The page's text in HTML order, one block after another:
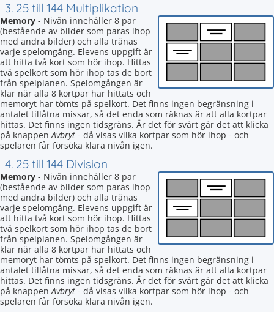
3. 25 till 144 Multiplikation
Memory - Nivån innehåller 8 par
(bestående av bilder som paras ihop
med andra bilder) och alla tränas
varje spelomgång. Elevens uppgift är
att hitta två kort som hör ihop. Hittas
två spelkort som hör ihop tas de bort
från spelplanen. Spelomgången är
klar när alla 8 kortpar har hittats och
memoryt har tömts på spelkort. Det finns ingen begränsning i
antalet tillåtna missar, så det enda som räknas är att alla kortpar
hittas. Det finns ingen tidsgräns. Är det för svårt går det att klicka
på knappenAvbryt - då visas vilka kortpar som hör ihop - och
spelaren får försöka klara nivån igen.
4. 25 till 144 Division
Memory - Nivån innehåller 8 par
(bestående av bilder som paras ihop
med andra bilder) och alla tränas
varje spelomgång. Elevens uppgift är
att hitta två kort som hör ihop. Hittas
två spelkort som hör ihop tas de bort
från spelplanen. Spelomgången är
klar när alla 8 kortpar har hittats och
memoryt har tömts på spelkort. Det finns ingen begränsning i
antalet tillåtna missar, så det enda som räknas är att alla kortpar
hittas. Det finns ingen tidsgräns. Är det för svårt går det att klicka
på knappenAvbryt - då visas vilka kortpar som hör ihop - och
spelaren får försöka klara nivån igen.